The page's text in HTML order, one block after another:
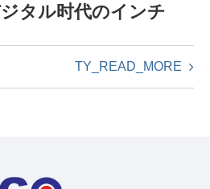
タル时代のインチ
TY_READ_MORE